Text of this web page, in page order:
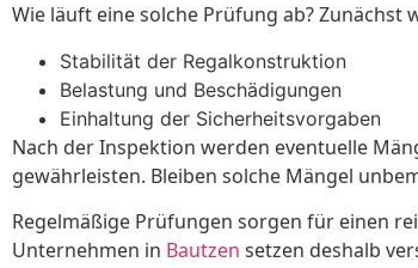
Wie läuft eine solche Prüfung ab?
Stabilität der Regalkonstruktion
Belastung und Beschädigungen
Einhaltung der Sicherheitsvorgaben
Nach der Inspektion werden eventuelle
gewährleisten. Bleiben solche Mängel
Regelmäßige Prüfungen sorgen für einen
Unternehmen in Bautzen setzen deshalb